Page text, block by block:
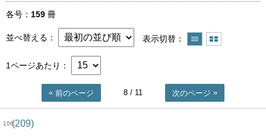
各号 159 冊
並べ替える 表示切替
1ページあたり
前のページ 8 / 11 次のページ
106(209)